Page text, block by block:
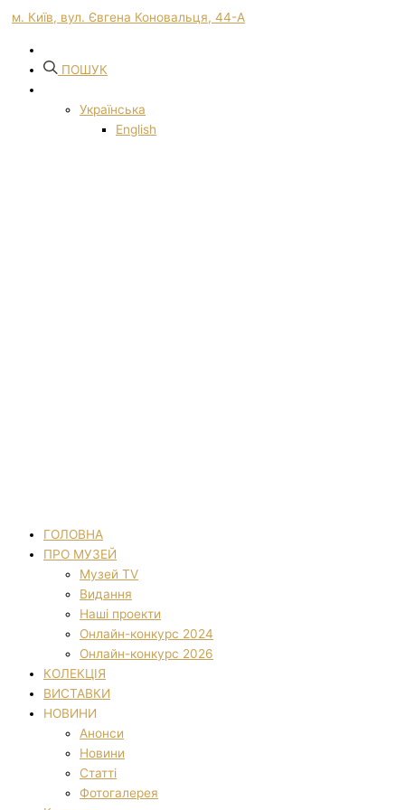
м. Київ, вул. Євгена Коновальця, 44-А
ПОШУК
Українська
English
ГОЛОВНА
ПРО МУЗЕЙ
Музей TV
Видання
Наші проекти
Онлайн-конкурс 2024
Онлайн-конкурс 2026
КОЛЕКЦІЯ
ВИСТАВКИ
НОВИНИ
Анонси
Новини
Статті
Фотогалерея